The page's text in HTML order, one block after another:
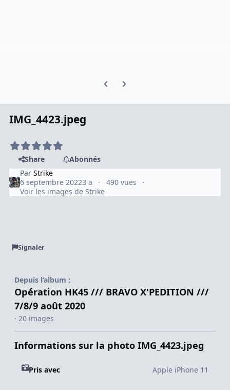
Previous carousel slide
Next carousel slide
IMG_4423.jpeg
Share
Abonnés
ParStrike
6 septembre 20223 a
490 vues
Voir les images de Strike
Signaler
Depuis l’album :
Opération HK45 /// BRAVO X'PEDITION ///
7/8/9 août 2020
· 20 images
Informations sur la photo IMG_4423.jpeg
Pris avec Apple iPhone 11